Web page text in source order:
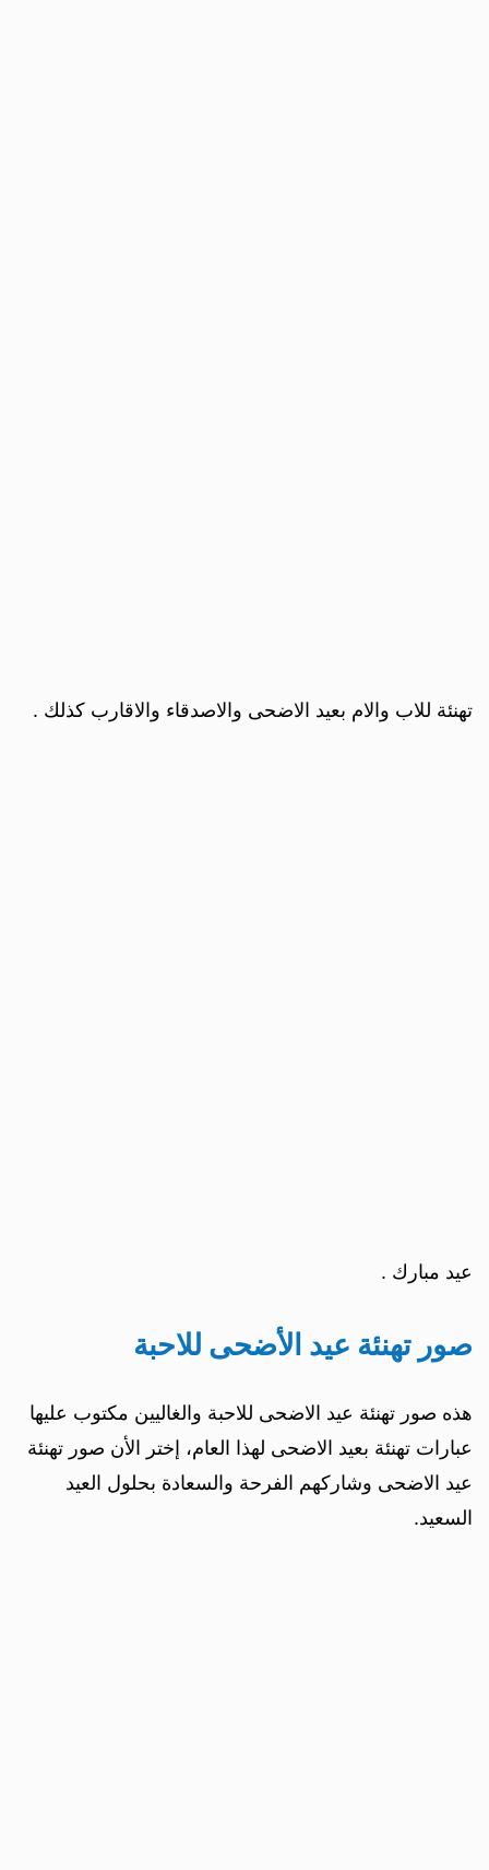
تهنئة للاب والام بعيد الاضحى والاصدقاء والاقارب كذلك .
عيد مبارك .
صور تهنئة عيد الأضحى للاحبة
هذه صور تهنئة عيد الاضحى للاحبة والغاليين مكتوب عليها
عبارات تهنئة بعيد الاضحى لهذا العام، إختر الأن صور تهنئة
عيد الاضحى وشاركهم الفرحة والسعادة بحلول العيد
السعيد.